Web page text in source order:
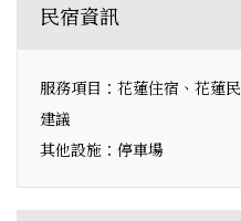
民宿資訊
服務項目：花蓮住宿、花蓮
建議
其他設施：停車場